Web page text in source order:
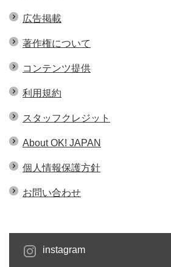
広告掲載
著作権について
コンテンツ提供
利用規約
スタッフクレジット
About OK! JAPAN
個人情報保護方針
お問い合わせ
instagram